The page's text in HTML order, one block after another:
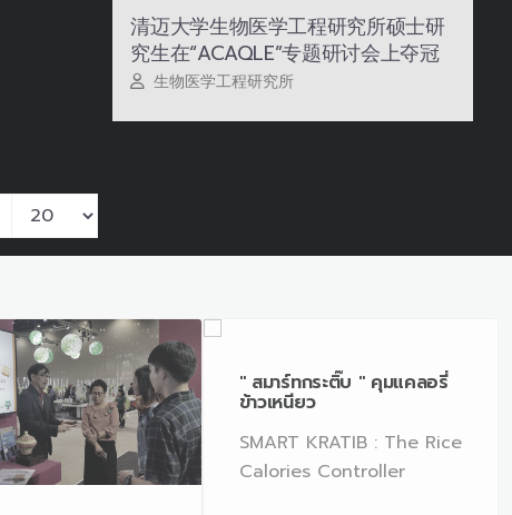
清迈大学生物医学工程研究所硕士研
究生在“ACAQLE”专题研讨会上夺冠
生物医学工程研究所
" สมาร์ทกระติ๊บ " คุมแคลอรี่
ข้าวเหนียว
SMART KRATIB : The Rice
Calories Controller